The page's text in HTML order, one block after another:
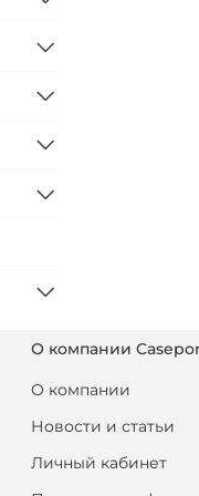
О компании
О компании
Новости и статьи
Личный кабинет